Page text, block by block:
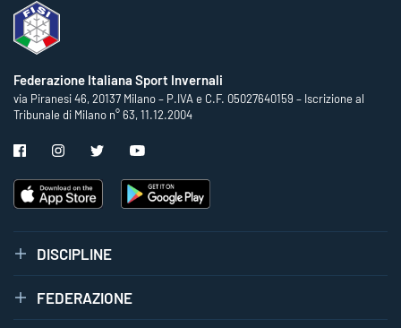
Federazione Italiana Sport Invernali
via Piranesi 46, 20137 Milano – P.IVA e C.F. 05027640159 – Iscrizione al
Tribunale di Milano n° 63, 11.12.2004
DISCIPLINE
FEDERAZIONE